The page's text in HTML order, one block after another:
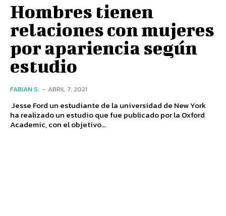
Hombres tienen
relaciones con mujeres
por apariencia según
estudio
FABIAN S. - ABRIL 7, 2021
Jesse Ford un estudiante de la universidad de New York
ha realizado un estudio que fue publicado por la Oxford
Academic, con el objetivo...